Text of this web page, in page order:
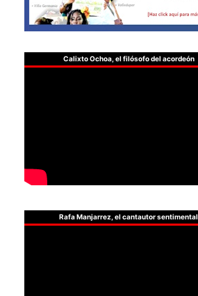
Calixto Ochoa, el filósofo del acordeón
Rafa Manjarrez, el cantautor sentimental